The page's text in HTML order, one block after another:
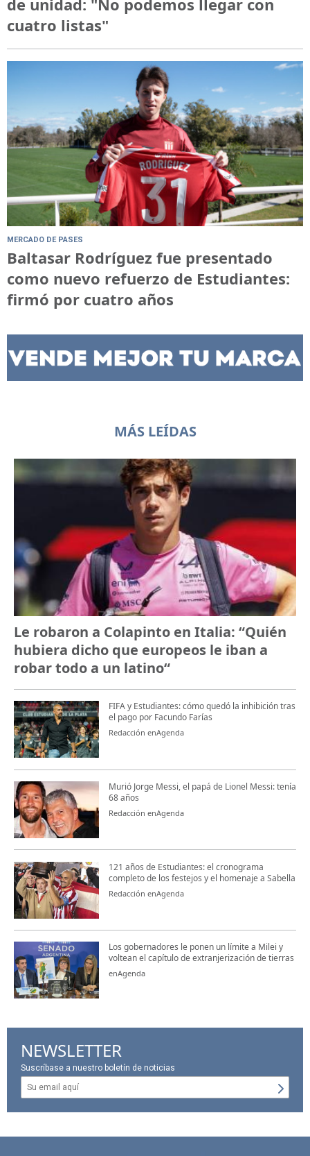
de unidad: "No podemos llegar con
cuatro listas"
MERCADO DE PASES
Baltasar Rodríguez fue presentado
como nuevo refuerzo de Estudiantes:
firmó por cuatro años
MÁS LEÍDAS
Le robaron a Colapinto en Italia: “Quién
hubiera dicho que europeos le iban a
robar todo a un latino“
FIFA y Estudiantes: cómo quedó la inhibición tras
el pago por Facundo Farías
Redacción enAgenda
Murió Jorge Messi, el papá de Lionel Messi: tenía
68 años
Redacción enAgenda
121 años de Estudiantes: el cronograma
completo de los festejos y el homenaje a Sabella
Redacción enAgenda
Los gobernadores le ponen un límite a Milei y
voltean el capítulo de extranjerización de tierras
enAgenda
NEWSLETTER
Suscríbase a nuestro boletín de noticias